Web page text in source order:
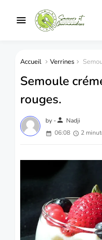
Accueil Verrines
Semoule
rouges.
by -person Nadji
06:08
2